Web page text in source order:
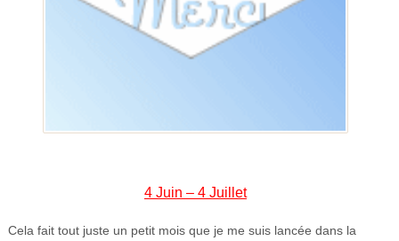
4 Juin – 4 Juillet
Cela fait tout juste un petit mois que je me suis lancée dans la